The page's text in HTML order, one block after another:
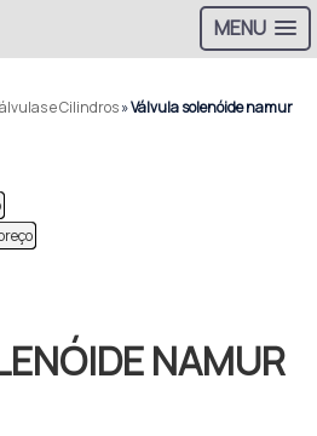
MENU
e Cilindros»Válvula solenóide namur
NAMUR